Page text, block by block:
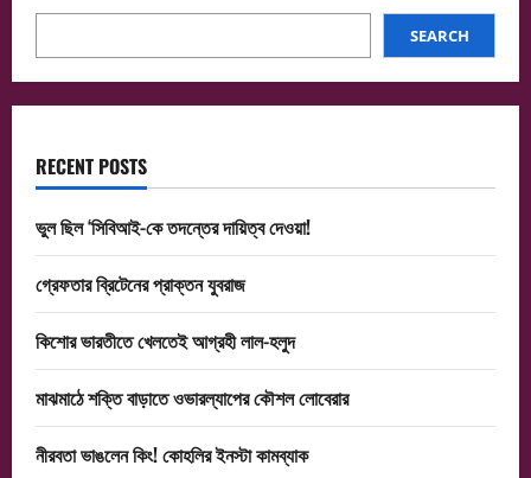
SEARCH
RECENT POSTS
ভুল ছিল ‘সিবিআই-কে তদন্তের দায়িত্ব দেওয়া!
গ্রেফতার ব্রিটেনের প্রাক্তন যুবরাজ
কিশোর ভারতীতে খেলতেই আগ্রহী লাল-হলুদ
মাঝমাঠে শক্তি বাড়াতে ওভারল্যাপের কৌশল লোবেরার
নীরবতা ভাঙলেন কিং! কোহলির ইনস্টা কামব্যাক